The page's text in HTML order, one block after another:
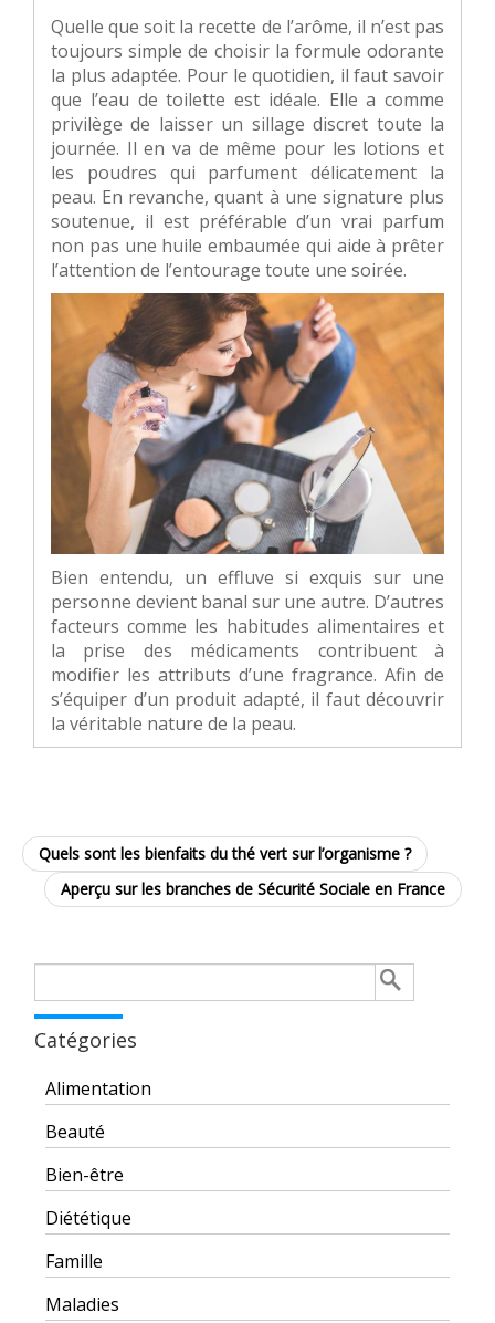
Quelle que soit la recette de l’arôme, il n’est pas
toujours simple de choisir la formule odorante
la plus adaptée. Pour le quotidien, il faut savoir
que l’eau de toilette est idéale. Elle a comme
privilège de laisser un sillage discret toute la
journée. Il en va de même pour les lotions et
les poudres qui parfument délicatement la
peau. En revanche, quant à une signature plus
soutenue, il est préférable d’un vrai parfum
non pas une huile embaumée qui aide à prêter
l’attention de l’entourage toute une soirée.
Bien entendu, un effluve si exquis sur une
personne devient banal sur une autre. D’autres
facteurs comme les habitudes alimentaires et
la prise des médicaments contribuent à
modifier les attributs d’une fragrance. Afin de
s’équiper d’un produit adapté, il faut découvrir
la véritable nature de la peau.
Quels sont les bienfaits du thé vert sur l’organisme ?
Aperçu sur les branches de Sécurité Sociale en France
Catégories
Alimentation
Beauté
Bien-être
Diététique
Famille
Maladies